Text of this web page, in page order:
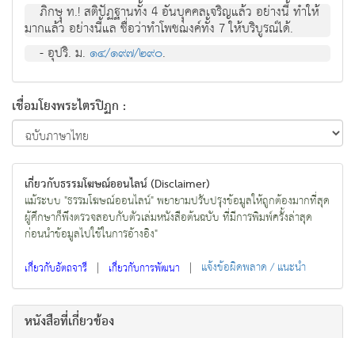
ภิกษุุ ท.! สติปัฏฐานทั้ง 4 อันบุุคคลเจริญแล้ว อย่างนี้ ทำให้
มากแล้ว อย่างนี้แล ชื่อว่าทำโพชฌงค์ทั้ง 7 ให้บริบูรณ์ได้.
- อุปริ. ม.๑๔/๑๙๗/๒๙๐.
เชื่อมโยงพระไตรปิฏก :
เกี่ยวกับธรรมโฆษณ์ออนไลน์ (Disclaimer)
แม้ระบบ "ธรรมโฆษณ์ออนไลน์" พยายามปรับปรุงข้อมูลให้ถูกต้องมากที่สุด
ผู้ศึกษาก็พึงตรวจสอบกับตัวเล่มหนังสือต้นฉบับ ที่มีการพิมพ์ครั้งล่าสุด
ก่อนนำข้อมูลไปใช้ในการอ้างอิง"
เกี่ยวกับอัตถจารี | เกี่ยวกับการพัฒนา | แจ้งข้อผิดพลาด / แนะนำ
หนังสือที่เกี่ยวข้อง